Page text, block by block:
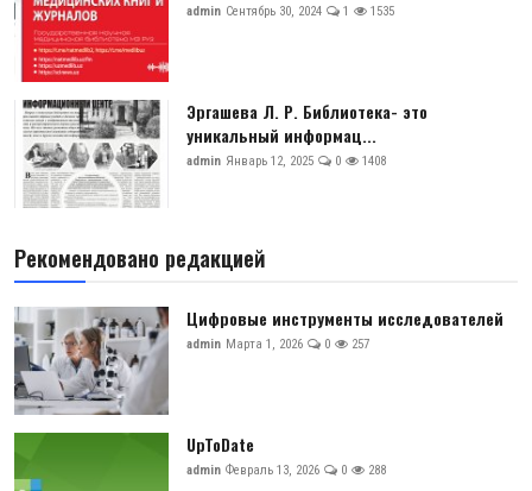
admin Сентябрь 30, 2024 1 1535
Эргашева Л. Р. Библиотека- это
уникальный информац...
admin Январь 12, 2025 0 1408
Рекомендовано редакцией
Цифровые инструменты исследователей
admin Марта 1, 2026 0 257
UpToDate
admin Февраль 13, 2026 0 288